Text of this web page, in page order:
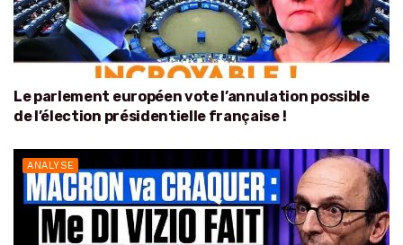
Le parlement européen vote l’annulation possible
de l’élection présidentielle française !
ANALYSE